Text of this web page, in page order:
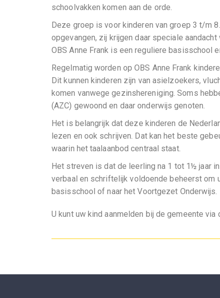
schoolvakken komen aan de orde.
Deze groep is voor kinderen van groep 3 t/m
opgevangen, zij krijgen daar speciale
OBS Anne Frank is een reguliere basisschool
Regelmatig worden op OBS Anne Frank
Dit kunnen kinderen zijn van asielzoekers,
komen vanwege gezinshereniging. Soms
(AZC) gewoond en daar onderwijs genoten.
Het is belangrijk dat deze kinderen de
lezen en ook schrijven. Dat kan het beste
waarin het taalaanbod centraal staat.
Het streven is dat de leerling na 1 tot 1½ jaar
verbaal en schriftelijk voldoende beheerst om
basisschool of naar het Voortgezet Onderwijs.
U kunt uw kind aanmelden bij de gemeente via